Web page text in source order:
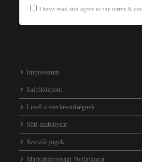
I have read and agree to the terms &
Impresszum
Sajtóközpont
Levél a szerkesztőségnek
Süti szabályzat
Szerzői jogok
Márkabiztonsági Nyilatkozat